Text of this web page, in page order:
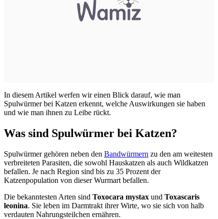
In diesem Artikel werfen wir einen Blick darauf, wie man
Spulwürmer bei Katzen erkennt, welche Auswirkungen sie haben
und wie man ihnen zu Leibe rückt.
Was sind Spulwürmer bei Katzen?
Spulwürmer gehören neben den Bandwürmern zu den am weitesten
verbreiteten Parasiten, die sowohl Hauskatzen als auch Wildkatzen
befallen. Je nach Region sind bis zu 35 Prozent der
Katzenpopulation von dieser Wurmart befallen.
Die bekanntesten Arten sind Toxocara mystax und Toxascaris
leonina. Sie leben im Darmtrakt ihrer Wirte, wo sie sich von halb
verdauten Nahrungsteilchen ernähren.